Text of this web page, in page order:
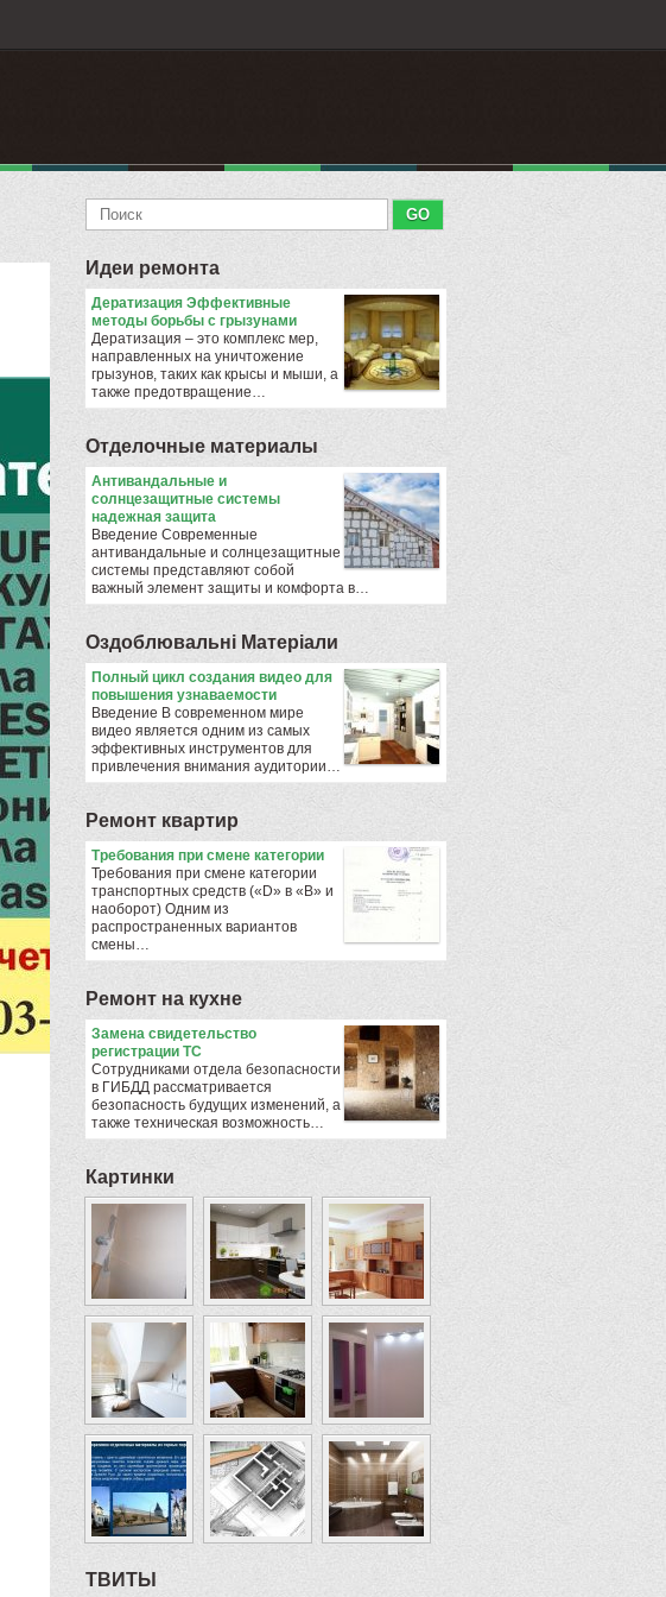
Идеи ремонта
Дератизация Эффективные
методы борьбы с грызунами
Дератизация – это комплекс мер,
направленных на уничтожение
грызунов, таких как крысы и мыши, а
также предотвращение…
Отделочные материалы
Антивандальные и
солнцезащитные системы
надежная защита
Введение Современные
антивандальные и солнцезащитные
системы представляют собой
важный элемент защиты и комфорта в…
Оздоблювальнi Матерiали
Полный цикл создания видео для
повышения узнаваемости
Введение В современном мире
видео является одним из самых
эффективных инструментов для
привлечения внимания аудитории…
Ремонт квартир
​Требования при смене категории
Требования при смене категории
транспортных средств («D» в «B» и
наоборот) Одним из
распространенных вариантов
смены…
Ремонт на кухне
Замена свидетельство
регистрации ТС
Сотрудниками отдела безопасности
в ГИБДД рассматривается
безопасность будущих изменений, а
также техническая возможность…
Картинки
ТВИТЫ